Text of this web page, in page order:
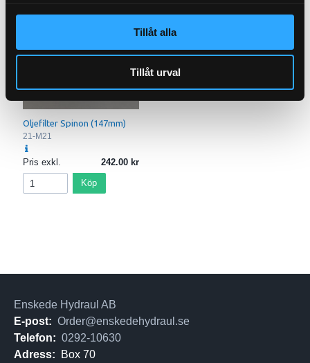
Tillåt alla
Tillåt urval
Oljefilter Spinon (147mm)
21-M21
Pris exkl. 242.00
Köp
Enskede Hydraul AB
E-post: Order@enskedehydraul.se
Telefon: 0292-10630
Adress:
Box 70